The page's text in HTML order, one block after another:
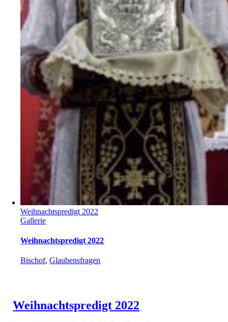
Weihnachtspredigt 2022
Gallerie
Weihnachtspredigt 2022
Bischof,Glaubensfragen
Weihnachtspredigt 2022